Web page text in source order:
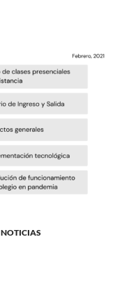
NOTICIAS